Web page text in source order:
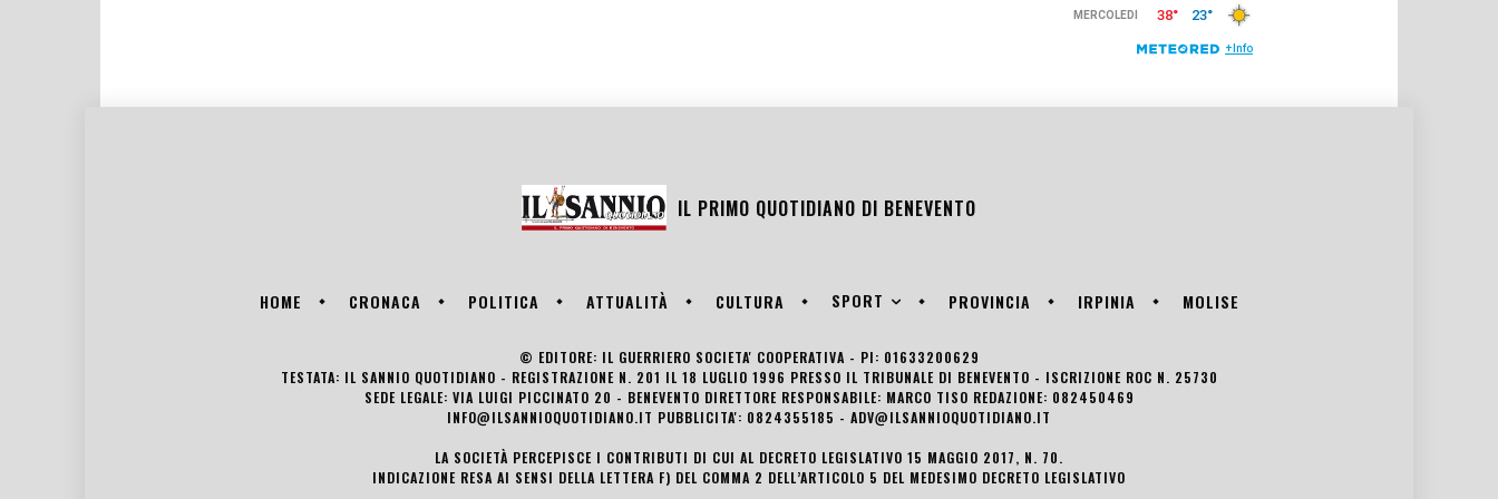
IL PRIMO QUOTIDIANO DI BENEVENTO
HOME CRONACA POLITICA ATTUALITÀ CULTURA SPORT PROVINCIA IRPINIA MOLISE
© EDITORE: IL GUERRIERO SOCIETA' COOPERATIVA - PI: 01633200629
TESTATA: IL SANNIO QUOTIDIANO - REGISTRAZIONE N. 201 IL 18 LUGLIO 1996 PRESSO IL TRIBUNALE DI BENEVENTO - ISCRIZIONE ROC N. 25730
SEDE LEGALE: VIA LUIGI PICCINATO 20 - BENEVENTO DIRETTORE RESPONSABILE: MARCO TISO REDAZIONE: 082450469
INFO@ILSANNIOQUOTIDIANO.IT PUBBLICITA': 0824355185 - ADV@ILSANNIOQUOTIDIANO.IT
LA SOCIETÀ PERCEPISCE I CONTRIBUTI DI CUI AL DECRETO LEGISLATIVO 15 MAGGIO 2017, N. 70.
INDICAZIONE RESA AI SENSI DELLA LETTERA F) DEL COMMA 2 DELL’ARTICOLO 5 DEL MEDESIMO DECRETO LEGISLATIVO